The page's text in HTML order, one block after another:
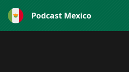
Podcast Mexico